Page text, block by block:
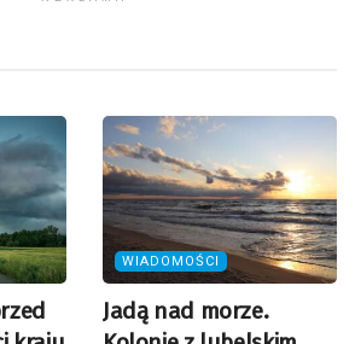
WIADOMOŚCI
Jadą nad morze.